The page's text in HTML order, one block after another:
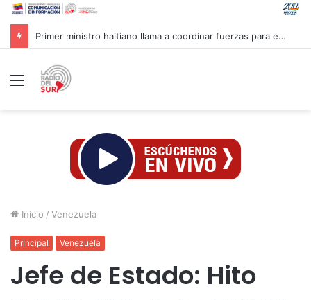
Venezuela y OMS evalúan propuestas para saneamiento del agua y manejo de residuos
Menú
Inicio / Venezuela
Principal Venezuela
Jefe de Estado: Hito